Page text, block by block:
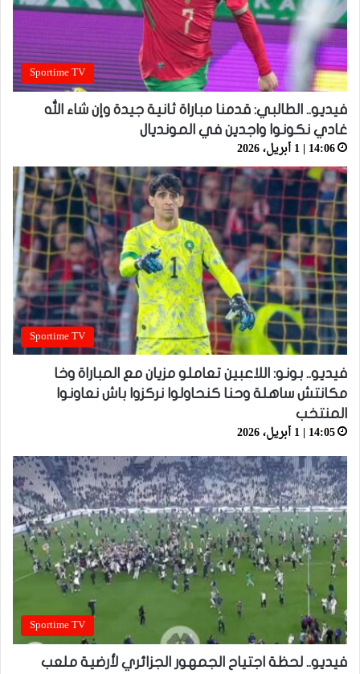
Sportime TV
فيديو.. الطالبي: قدمنا مباراة ثانية جيدة وإن شاء الله
غادي نكونوا واجدين في المونديال
14:06 | 1 أبريل، 2026
Sportime TV
فيديو.. بونو: اللاعبين تعاملو مزيان مع المباراة وخا
مكانتش ساهلة وحنا كنحاولوا نركزوا باش نعاونوا
المنتخب
14:05 | 1 أبريل، 2026
Sportime TV
فيديو.. لحظة اجتياح الجمهور الجزائري لأرضية ملعب